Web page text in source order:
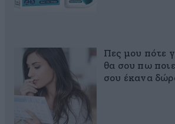
Πες μου πότε
θα σου πω
σου έκανα